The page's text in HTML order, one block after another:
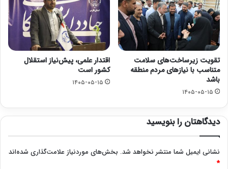
تقویت زیرساخت‌های سلامت
متناسب با نیازهای مردم منطقه
باشد
۱۴۰۵-۰۵-۱۵
اقتدار علمی، پیش‌نیاز استقلال
کشور است
۱۴۰۵-۰۵-۱۵
دیدگاهتان را بنویسید
نشانی ایمیل شما منتشر نخواهد شد. بخش‌های موردنیاز علامت‌گذاری شده‌اند
*